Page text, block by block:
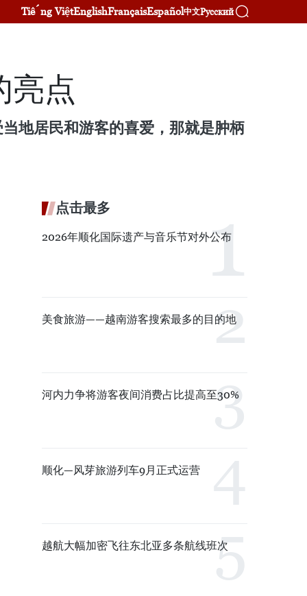
Tiếng ViệtEnglishFrançaisEspañol中文Русский
亮点
地居民和游客的喜爱，那就是肿柄
点击最多
2026年顺化国际遗产与音乐节对外公布
美食旅游——越南游客搜索最多的目的地
河内力争将游客夜间消费占比提高至30%
顺化—风芽旅游列车9月正式运营
越航大幅加密飞往东北亚多条航线班次